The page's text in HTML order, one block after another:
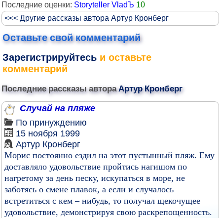
Последние оценки: Storyteller VladЪ 10
<<< Другие рассказы автора Артур Кронберг
Оставьте свой комментарий
Зарегистрируйтесь и оставьте
комментарий
Последние рассказы автораАртур Кронберг
Случай на пляже
По принуждению
15 ноября 1999
Артур Кронберг
Морис постоянно ездил на этот пустынный пляж. Ему
доставляло удовольствие пройтись нагишом по
нагретому за день песку, искупаться в море, не
заботясь о смене плавок, а если и случалось
встретиться с кем – нибудь, то получал щекочущее
удовольствие, демонстрируя свою раскрепощенность.